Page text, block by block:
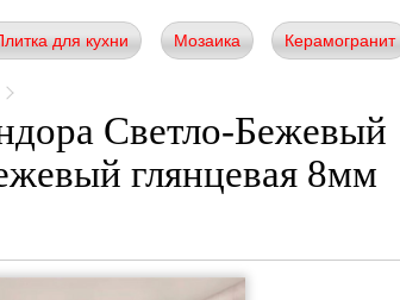
для кухни Мозаика Керамогранит
Светло-Бежевый
глянцевая 8мм